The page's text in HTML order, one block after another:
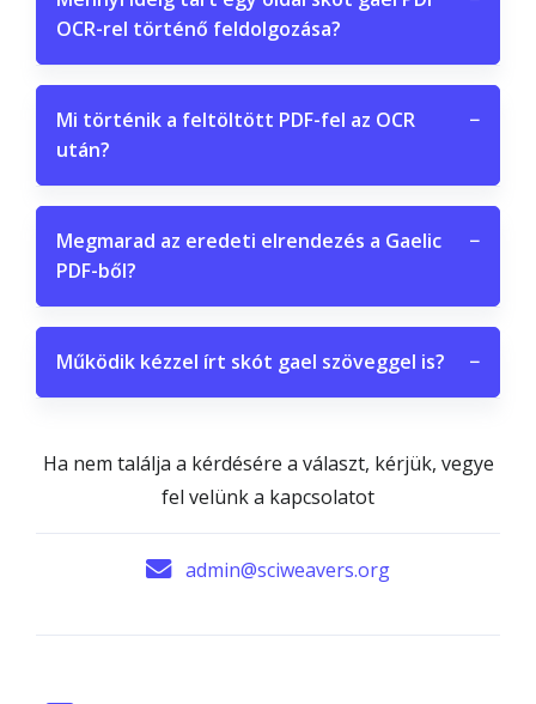
OCR-rel történő feldolgozása?
Mi történik a feltöltött PDF-fel az OCR
után?
−
Megmarad az eredeti elrendezés a Gaelic
PDF-ből?
−
Működik kézzel írt skót gael szöveggel is? −
Ha nem találja a kérdésére a választ, kérjük, vegye
fel velünk a kapcsolatot
admin@sciweavers.org